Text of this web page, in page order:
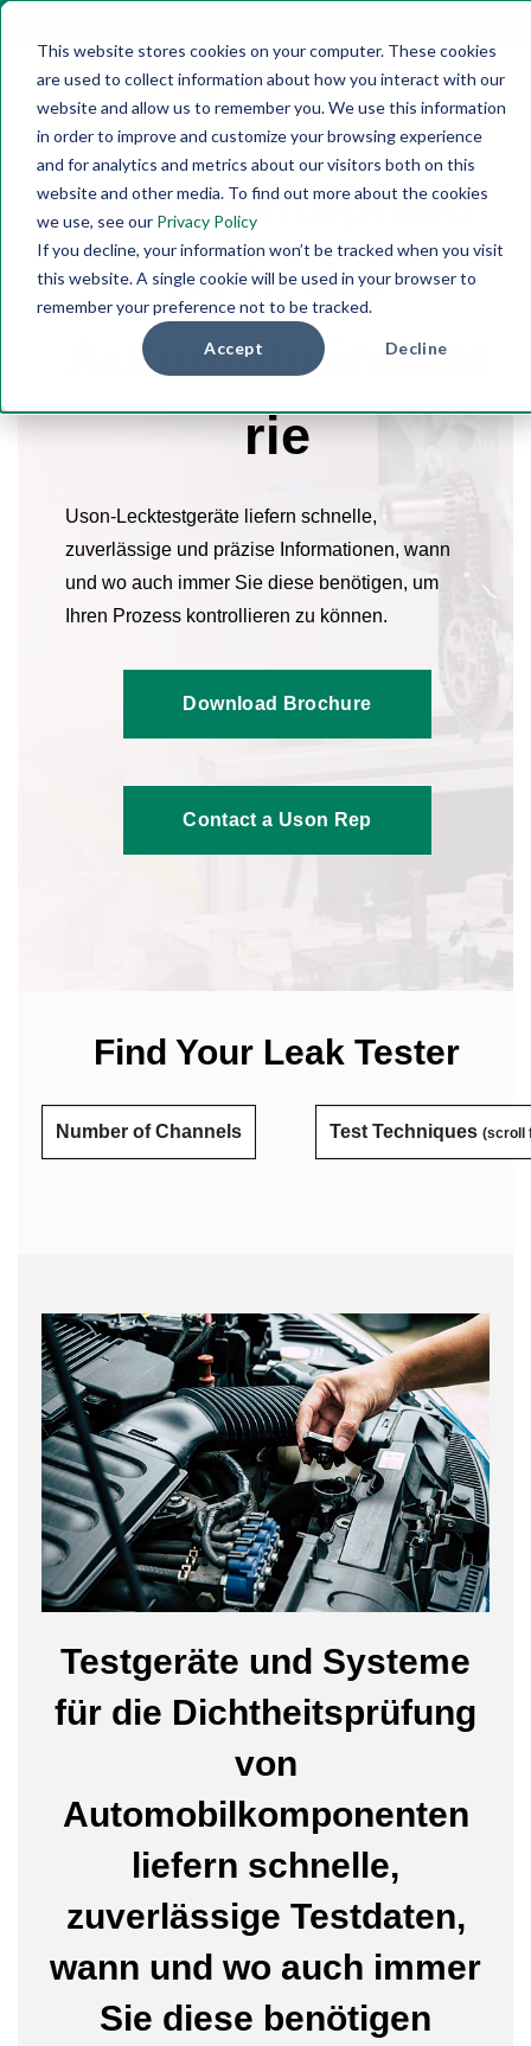
This website stores cookies on your computer. These cookies
are used to collect information about how you interact with our
website and allow us to remember you. We use this information
in order to improve and customize your browsing experience
and for analytics and metrics about our visitors both on this
website and other media. To find out more about the cookies
we use, see our Privacy Policy
If you decline, your information won’t be tracked when you visit
this website. A single cookie will be used in your browser to
remember your preference not to be tracked.
Accept Decline
Dichtheitsprüfu
ng in der
Automobilindust
rie
Uson-Lecktestgeräte liefern schnelle,
zuverlässige und präzise Informationen, wann
und wo auch immer Sie diese benötigen, um
Ihren Prozess kontrollieren zu können.
Download Brochure
Contact a Uson Rep
Find Your Leak Tester
Number of Channels Test Techniques (scroll
Testgeräte und Systeme
für die Dichtheitsprüfung
von
Automobilkomponenten
liefern schnelle,
zuverlässige Testdaten,
wann und wo auch immer
Sie diese benötigen